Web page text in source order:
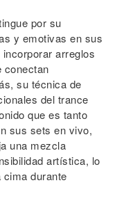
por su
y emotivas en sus
arreglos
conectan
su técnica de
del trance
que es tanto
sus sets en vivo,
una mezcla
artística, lo
cima durante